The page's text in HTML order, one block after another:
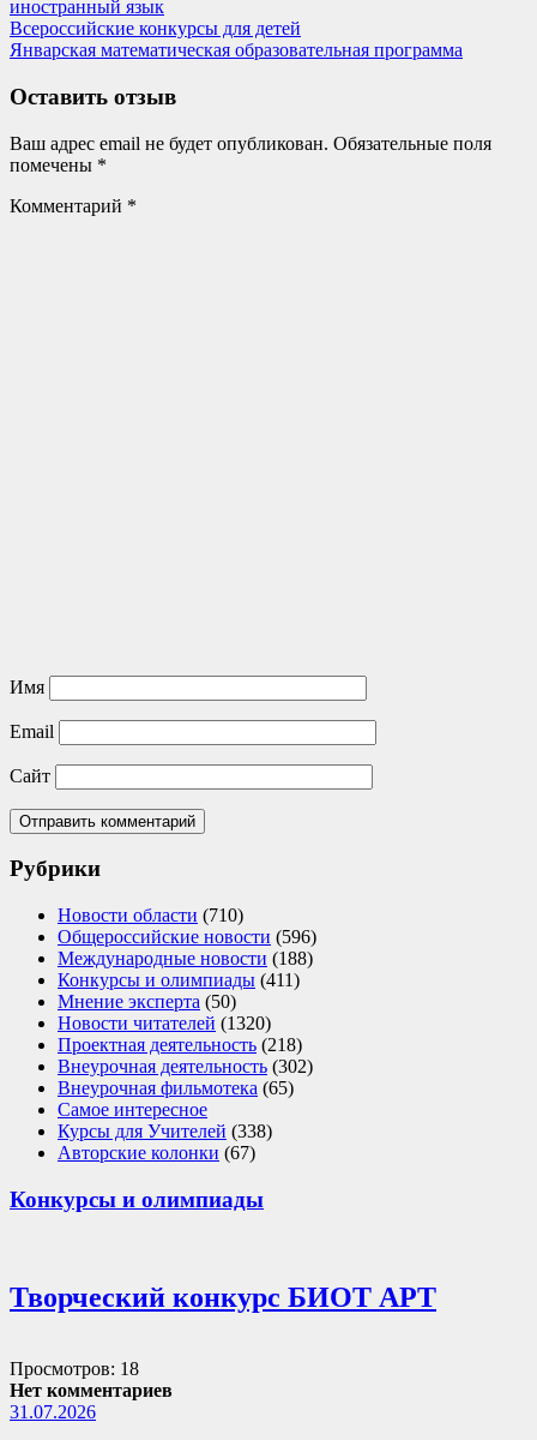
иностранный язык
Навигация
по
записям
Previous
Post:
Всероссийские конкурсы для детей
Next
Январская математическая образовательная программа
Оставить отзыв
Ваш адрес email не будет опубликован. Обязательные поля
помечены *
Комментарий *
Имя
Email
Сайт
Рубрики
Новости области (710)
Общероссийские новости (596)
Международные новости (188)
Конкурсы и олимпиады (411)
Мнение эксперта (50)
Новости читателей (1320)
Проектная деятельность (218)
Внеурочная деятельность (302)
Внеурочная фильмотека (65)
Самое интересное
Курсы для Учителей (338)
Авторские колонки (67)
Конкурсы и олимпиады
Творческий конкурс БИОТ АРТ
Просмотров: 18
Нет комментариев
31.07.2026